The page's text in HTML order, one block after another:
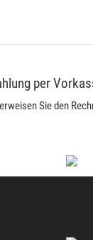
per
Sie den